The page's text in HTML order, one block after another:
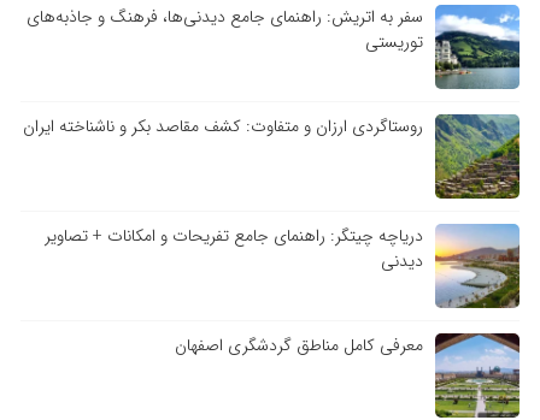
سفر به اتریش: راهنمای جامع دیدنی‌ها، فرهنگ و جاذبه‌های
توریستی
روستاگردی ارزان و متفاوت: کشف مقاصد بکر و ناشناخته ایران
دریاچه چیتگر: راهنمای جامع تفریحات و امکانات + تصاویر
دیدنی
معرفی کامل مناطق گردشگری اصفهان